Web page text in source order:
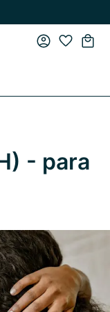
- para